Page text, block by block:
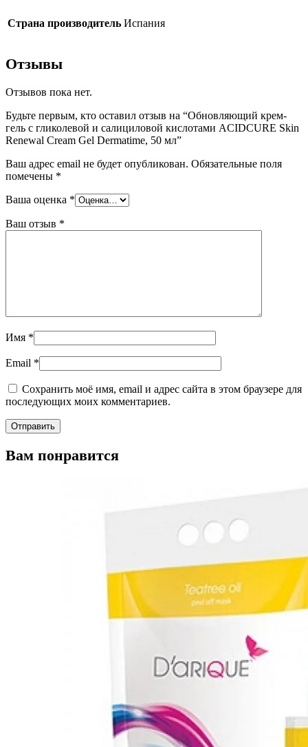
Страна производитель Испания
Отзывы
Отзывов пока нет.
Будьте первым, кто оставил отзыв на “Обновляющий крем-
гель с гликолевой и салициловой кислотами ACIDCURE Skin
Renewal Cream Gel Dermatime, 50 мл”
Ваш адрес email не будет опубликован. Обязательные поля
помечены *
Ваша оценка *
Ваш отзыв *
Имя *
Email *
Сохранить моё имя, email и адрес сайта в этом браузере для
последующих моих комментариев.
Вам понравится